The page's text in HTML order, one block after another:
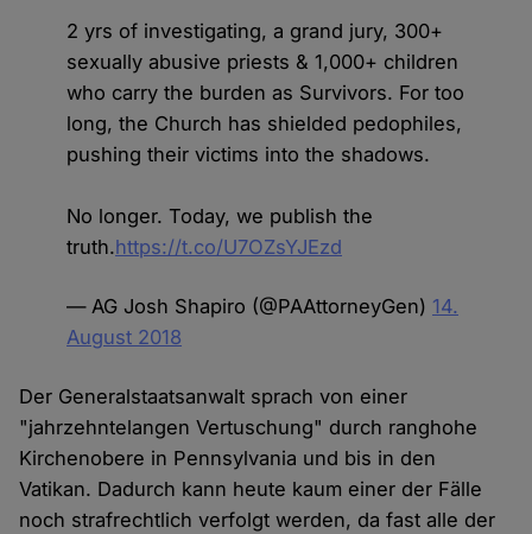
2 yrs of investigating, a grand jury, 300+
sexually abusive priests & 1,000+ children
who carry the burden as Survivors. For too
long, the Church has shielded pedophiles,
pushing their victims into the shadows.
No longer. Today, we publish the
truth.https://t.co/U7OZsYJEzd
— AG Josh Shapiro (@PAAttorneyGen) 14.
August 2018
Der Generalstaatsanwalt sprach von einer
"jahrzehntelangen Vertuschung" durch ranghohe
Kirchenobere in Pennsylvania und bis in den
Vatikan. Dadurch kann heute kaum einer der Fälle
noch strafrechtlich verfolgt werden, da fast alle der